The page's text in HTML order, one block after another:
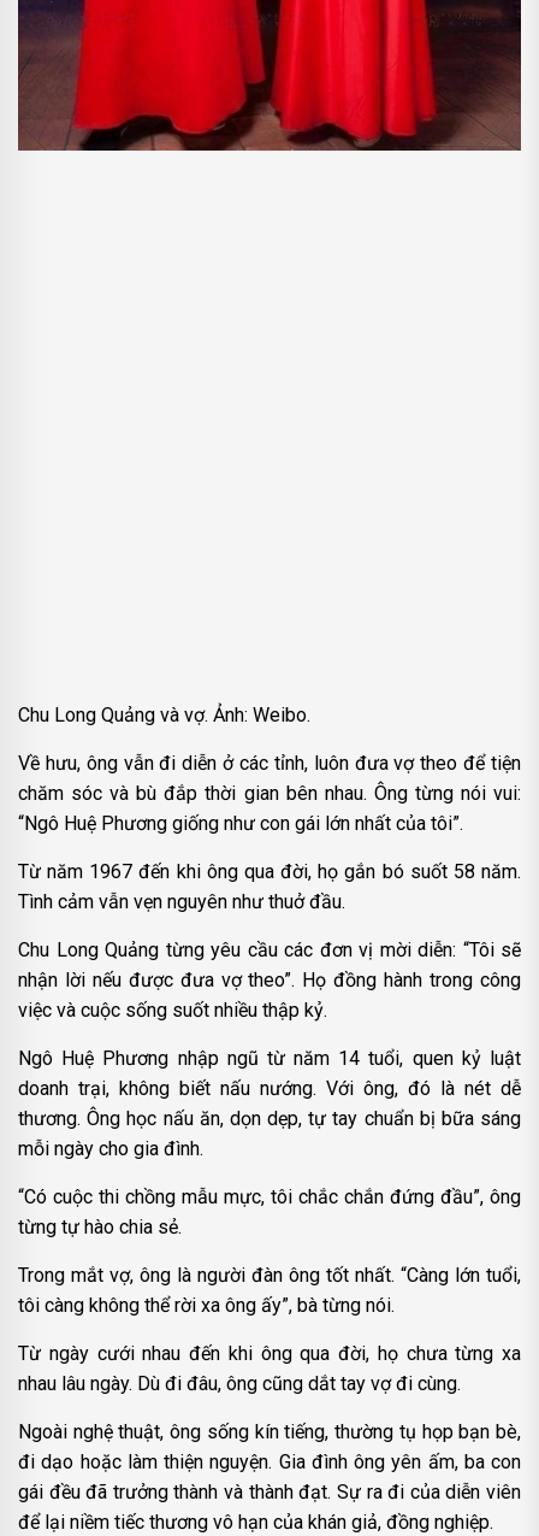
Chu Long Quảng và vợ. Ảnh: Weibo.
Về hưu, ông vẫn đi diễn ở các tỉnh, luôn đưa vợ theo để tiện
chăm sóc và bù đắp thời gian bên nhau. Ông từng nói vui:
“Ngô Huệ Phương giống như con gái lớn nhất của tôi”.
Từ năm 1967 đến khi ông qua đời, họ gắn bó suốt 58 năm.
Tình cảm vẫn vẹn nguyên như thuở đầu.
Chu Long Quảng từng yêu cầu các đơn vị mời diễn: “Tôi sẽ
nhận lời nếu được đưa vợ theo”. Họ đồng hành trong công
việc và cuộc sống suốt nhiều thập kỷ.
Ngô Huệ Phương nhập ngũ từ năm 14 tuổi, quen kỷ luật
doanh trại, không biết nấu nướng. Với ông, đó là nét dễ
thương. Ông học nấu ăn, dọn dẹp, tự tay chuẩn bị bữa sáng
mỗi ngày cho gia đình.
“Có cuộc thi chồng mẫu mực, tôi chắc chắn đứng đầu”, ông
từng tự hào chia sẻ.
Trong mắt vợ, ông là người đàn ông tốt nhất. “Càng lớn tuổi,
tôi càng không thể rời xa ông ấy”, bà từng nói.
Từ ngày cưới nhau đến khi ông qua đời, họ chưa từng xa
nhau lâu ngày. Dù đi đâu, ông cũng dắt tay vợ đi cùng.
Ngoài nghệ thuật, ông sống kín tiếng, thường tụ họp bạn bè,
đi dạo hoặc làm thiện nguyện. Gia đình ông yên ấm, ba con
gái đều đã trưởng thành và thành đạt. Sự ra đi của diễn viên
để lại niềm tiếc thương vô hạn của khán giả, đồng nghiệp.